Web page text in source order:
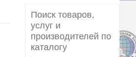
Поиск товаров,
услуг и
производителей по
каталогу